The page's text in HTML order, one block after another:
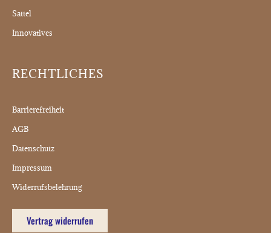
Sattel
Innovatives
RECHTLICHES
Barrierefreiheit
AGB
Datenschutz
Impressum
Widerrufsbelehrung
Vertrag widerrufen